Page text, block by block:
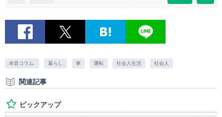
本音コラム. 暮らし 車 運転 社会人生活 社会人
関連記事
ピックアップ